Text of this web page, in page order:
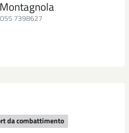
7398627
da combattimento